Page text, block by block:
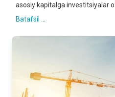
asosiy kapitalga investitsiyalar
Batafsil ...